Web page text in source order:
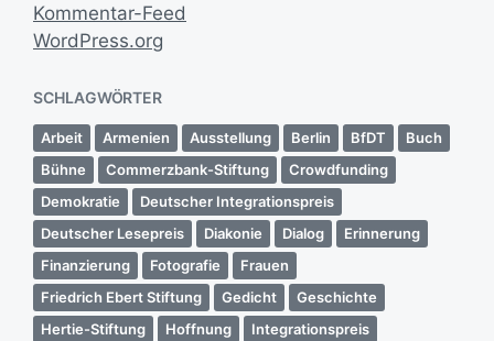
Kommentar-Feed
WordPress.org
SCHLAGWÖRTER
Arbeit Armenien Ausstellung Berlin BfDT
Buch
Bühne
Commerzbank-Stiftung
Crowdfunding
Demokratie
Deutscher Integrationspreis
Deutscher Lesepreis
Diakonie Dialog
Erinnerung
Finanzierung
Fotografie
Frauen
Friedrich Ebert Stiftung
Gedicht
Geschichte
Hertie-Stiftung
Hoffnung
Integrationspreis